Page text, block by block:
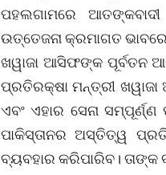
ପହଲଗାମରେ
ଉତ୍ତେଜନା କ୍ରମାଗତ
ଖୱାଜା ଆସିଫଙ୍କ ପୂର୍ବତନ
ପ୍ରତିରକ୍ଷା ମନ୍ତ୍ରୀ
ଏବଂ ଏହାର ସେନା
ପାକିସ୍ତାନର ଅସ୍ତିତ୍ୱ
ବ୍ୟବହାର କରିପାରିବ। ତାଙ୍କ